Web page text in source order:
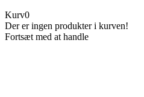
Kurv0
Der er ingen produkter i kurven!
Fortsæt med at handle